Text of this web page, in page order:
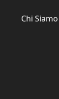
Chi Siamo